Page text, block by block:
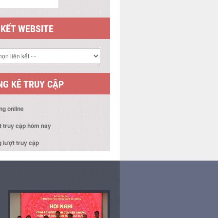
WEBSITE
KÊ TRUY CẬP
online
truy cập hôm nay
lượt truy cập